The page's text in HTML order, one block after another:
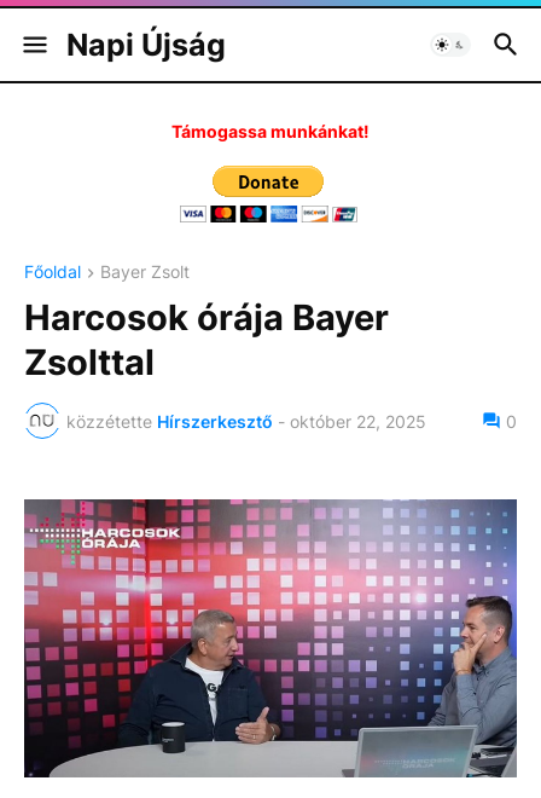
Napi Újság
Támogassa munkánkat!
Főoldal Bayer Zsolt
Harcosok órája Bayer
Zsolttal
közzétette Hírszerkesztő - október 22, 2025 0